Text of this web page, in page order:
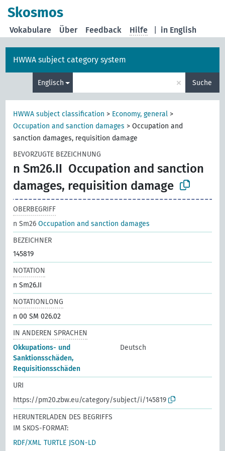
Skosmos
in English
Vokabulare Über Feedback Hilfe
HWWA subject category system
Englisch × Suche
HWWA subject classification > Economy, general >
Occupation and sanction damages >Occupation and
sanction damages, requisition damage
BEVORZUGTE BEZEICHNUNG
n Sm26.II Occupation and sanction
damages, requisition damage
OBERBEGRIFF
n Sm26Occupation and sanction damages
BEZEICHNER
145819
NOTATION
n Sm26.II
NOTATIONLONG
n 00 SM 026.02
IN ANDEREN SPRACHEN
Okkupations- und
Sanktionsschäden,
Requisitionsschäden
Deutsch
URI
https://pm20.zbw.eu/category/subject/i/145819
HERUNTERLADEN DES BEGRIFFS
IM SKOS-FORMAT:
RDF/XML TURTLE JSON-LD